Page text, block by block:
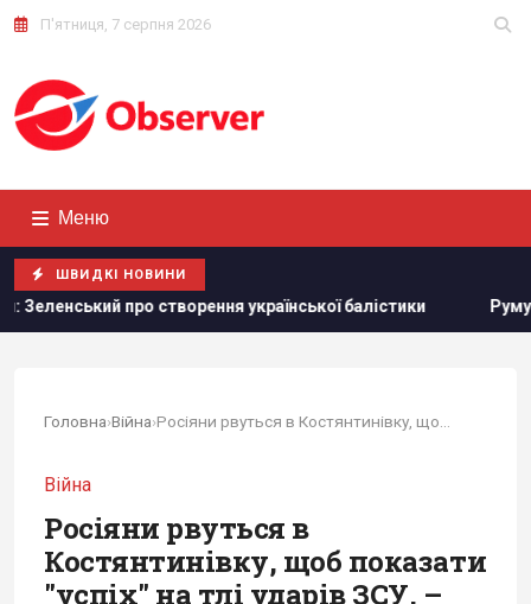
П'ятниця, 7 серпня 2026
Меню
ШВИДКІ НОВИНИ
створення української балістики Румунія змінює
Головна›Війна›
Війна
Росіяни рвуться в
Костянтинівку, щоб показати
"успіх" на тлі ударів ЗСУ, –